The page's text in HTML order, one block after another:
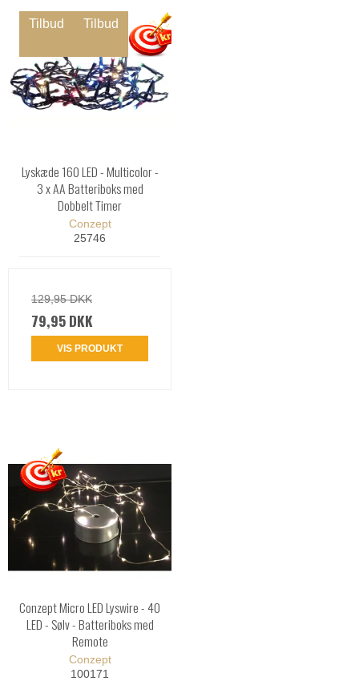
Tilbud Tilbud
Lyskæde 160 LED - Multicolor -
3 x AA Batteriboks med
Dobbelt Timer
Conzept
25746
129,95 DKK
79,95 DKK
VIS PRODUKT
Conzept Micro LED Lyswire - 40
LED - Sølv - Batteriboks med
Remote
Conzept
100171